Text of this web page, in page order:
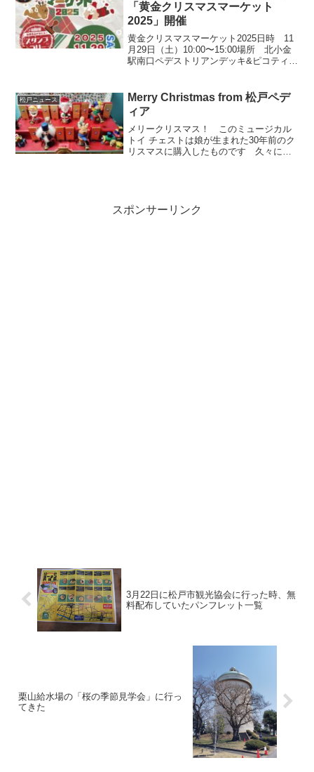
「黄金クリスマスマーケット
2025」開催
黄金クリスマスマーケット2025日時 11
月29日（土）10:00〜15:00場所 北小金
駅南口ペデストリアンデッキ&ピコティ西
松戸ニュース
Merry Christmas from 松戸ペデ
ィア
メリークリスマス！ このミュージカル
トイ チェストは娘が生まれた30年前のク
リスマスに購入したものです 久々に見
スポンサーリンク
3月22日に松戸市観光協会に行った時、無
料配布していたパンフレット一覧
栗山給水場の「桜の季節見学会」に行っ
てきた